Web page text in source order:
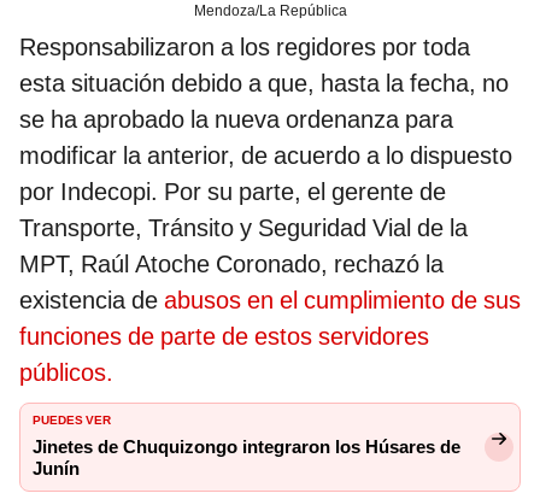
Mendoza/La República
Responsabilizaron a los regidores por toda
esta situación debido a que, hasta la fecha, no
se ha aprobado la nueva ordenanza para
modificar la anterior, de acuerdo a lo dispuesto
por Indecopi. Por su parte, el gerente de
Transporte, Tránsito y Seguridad Vial de la
MPT, Raúl Atoche Coronado, rechazó la
existencia de abusos en el cumplimiento de sus
funciones de parte de estos servidores
públicos.
PUEDES VER
Jinetes de Chuquizongo integraron los Húsares de
Junín